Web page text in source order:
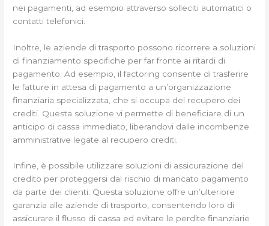
nei pagamenti, ad esempio attraverso solleciti automatici o
contatti telefonici.
Inoltre, le aziende di trasporto possono ricorrere a soluzioni
di finanziamento specifiche per far fronte ai ritardi di
pagamento. Ad esempio, il factoring consente di trasferire
le fatture in attesa di pagamento a un’organizzazione
finanziaria specializzata, che si occupa del recupero dei
crediti. Questa soluzione vi permette di beneficiare di un
anticipo di cassa immediato, liberandovi dalle incombenze
amministrative legate al recupero crediti.
Infine, è possibile utilizzare soluzioni di assicurazione del
credito per proteggersi dal rischio di mancato pagamento
da parte dei clienti. Questa soluzione offre un’ulteriore
garanzia alle aziende di trasporto, consentendo loro di
assicurare il flusso di cassa ed evitare le perdite finanziarie